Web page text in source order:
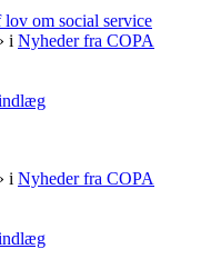
om social service
i Nyheder fra COPA
i Nyheder fra COPA